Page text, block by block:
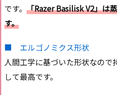
です。 「Razer Basilisk V2」は
す。
■ エルゴノミクス形状
人間工学に基づいた形状なので
して最高です。